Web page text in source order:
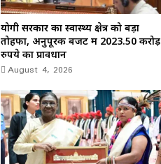
योगी सरकार का स्वास्थ्य क्षेत्र को बड़ा
तोहफा, अनुपूरक बजट में 2023.50 करोड़
रुपये का प्रावधान
August 4, 2026